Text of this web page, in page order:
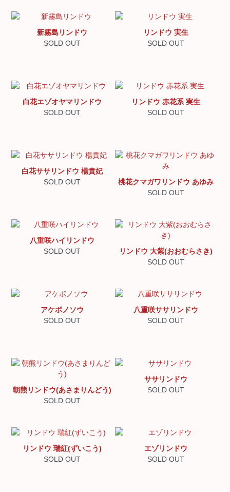
新霧島リンドウ
SOLD OUT
リンドウ 実生
SOLD OUT
白花エゾオヤマリンドウ
SOLD OUT
リンドウ 赤花系 実生
SOLD OUT
白花ササリンドウ 楊貴妃
SOLD OUT
桃花クマガワリンドウ あゆみ
SOLD OUT
八重咲ハイリンドウ
SOLD OUT
リンドウ 大紫(おおむらさき)
SOLD OUT
アケボノソウ
SOLD OUT
八重咲ササリンドウ
SOLD OUT
朝熊リンドウ(あさまりんどう)
SOLD OUT
ササリンドウ
SOLD OUT
リンドウ 瑞紅(ずいこう)
SOLD OUT
エゾリンドウ
SOLD OUT